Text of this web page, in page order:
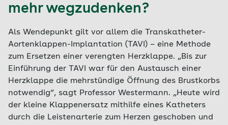
mehr wegzudenken?
Als Wendepunkt gilt vor allem die Transkatheter-
Aortenklappen-Implantation (TAVI) – eine Methode
zum Ersetzen einer verengten Herzklappe. „Bis zur
Einführung der TAVI war für den Austausch einer
Herzklappe die mehrstündige Öffnung des Brustkorbs
notwendig“, sagt Professor Westermann. „Heute wird
der kleine Klappenersatz mithilfe eines Katheters
durch die Leistenarterie zum Herzen geschoben und